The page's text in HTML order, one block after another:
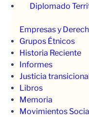
Diplomado
Empresas y
Grupos Étnicos
Historia Reciente
Informes
Justicia
Libros
Memoria
Movimientos